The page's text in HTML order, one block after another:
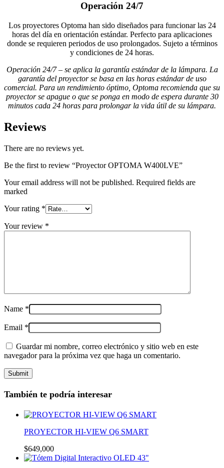
Operación 24/7
Los proyectores Optoma han sido diseñados para funcionar las 24
horas del día en orientación estándar. Perfecto para aplicaciones
donde se requieren periodos de uso prolongados. Sujeto a términos
y condiciones de 24 horas.
Operación 24/7 – se aplica la garantía estándar de la lámpara. La
garantía del proyector se basa en las horas estándar de uso
comercial. Para un rendimiento óptimo, Optoma recomienda que su
proyector se apague o que se ponga en modo de espera durante 30
minutos cada 24 horas para prolongar la vida útil de su lámpara.
Reviews
There are no reviews yet.
Be the first to review “Proyector OPTOMA W400LVE”
Your email address will not be published. Required fields are
marked
Your rating *
Your review *
Name *
Email *
Guardar mi nombre, correo electrónico y sitio web en este
navegador para la próxima vez que haga un comentario.
También te podría interesar
PROYECTOR HI-VIEW Q6 SMART
$649,000